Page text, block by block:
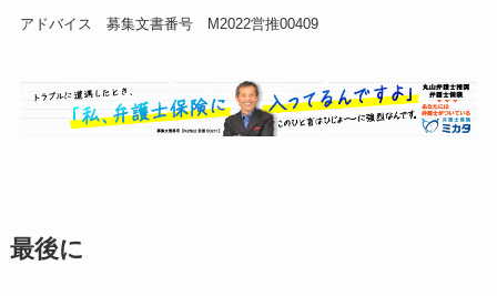
アドバイス 募集文書番号 M2022営推00409
最後に